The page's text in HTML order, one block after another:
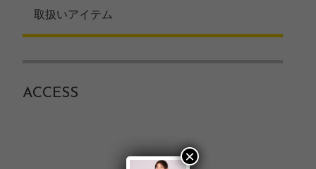
取扱いアイテム
ACCESS
×